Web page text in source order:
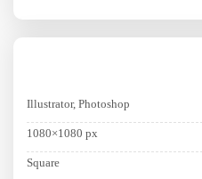
Illustrator, Photoshop
1080×1080 px
Square